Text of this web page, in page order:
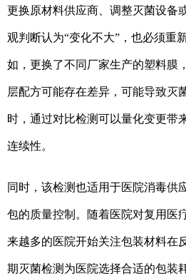
更换原材料供应商、调整灭菌设备
观判断认为“变化不大”，也必须重
如，更换了不同厂家生产的塑料膜
层配方可能存在差异，可能导致灭
时，通过对比检测可以量化变更带
连续性。
同时，该检测也适用于医院消毒供
包的质量控制。随着医院对复用医
来越多的医院开始关注包装材料在
期灭菌检测为医院选择合适的包装